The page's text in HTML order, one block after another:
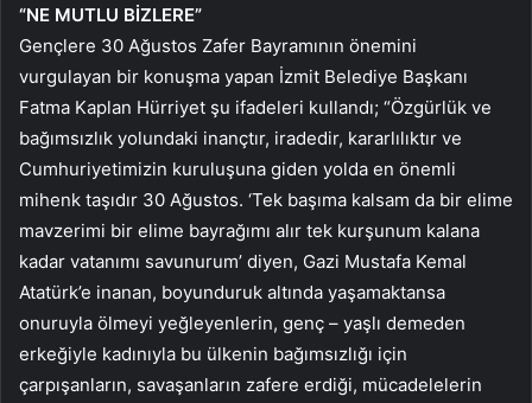
“NE MUTLU BİZLERE”
Gençlere 30 Ağustos Zafer Bayramının önemini
vurgulayan bir konuşma yapan İzmit Belediye Başkanı
Fatma Kaplan Hürriyet şu ifadeleri kullandı; “Özgürlük ve
bağımsızlık yolundaki inançtır, iradedir, kararlılıktır ve
Cumhuriyetimizin kuruluşuna giden yolda en önemli
mihenk taşıdır 30 Ağustos. ‘Tek başıma kalsam da bir elime
mavzerimi bir elime bayrağımı alır tek kurşunum kalana
kadar vatanımı savunurum’ diyen, Gazi Mustafa Kemal
Atatürk’e inanan, boyunduruk altında yaşamaktansa
onuruyla ölmeyi yeğleyenlerin, genç – yaşlı demeden
erkeğiyle kadınıyla bu ülkenin bağımsızlığı için
çarpışanların, savaşanların zafere erdiği, mücadelelerin